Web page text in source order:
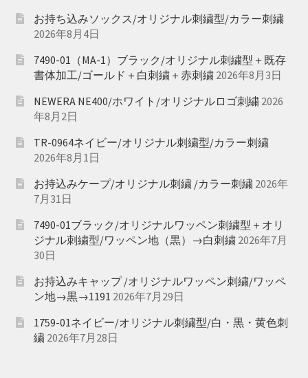
お持ち込みソックス/オリジナル刺繍型/カラー刺繍
2026年8月4日
7490-01（MA-1）ブラック/オリジナル刺繍型＋既存
書体加工/ゴールド＋白刺繍＋赤刺繍 2026年8月3日
NEWERA NE400/ホワイト/オリジナルロゴ刺繍 2026
年8月2日
TR-0964ネイビー/オリジナル刺繍型/カラー刺繍
2026年8月1日
お持込みケープ/オリジナル刺繍 /カラー刺繍 2026年
7月31日
7490-01ブラック/オリジナルワッペン刺繍型＋オリ
ジナル刺繍型/ワッペン地（黒）→白刺繍 2026年7月
30日
お持込みキャップ /オリジナルワッペン刺繍/ワッペ
ン地→黒→1191 2026年7月29日
1759-01ネイビー/オリジナル刺繍型/白・黒・黄色刺
繍 2026年7月28日